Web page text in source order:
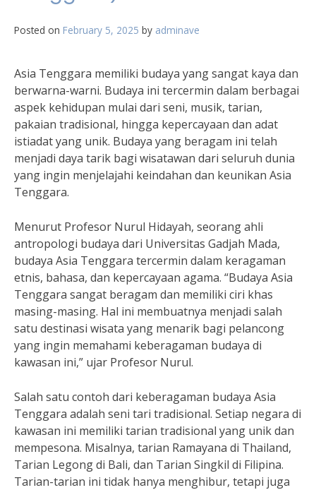
Posted on February 5, 2025 by adminave
Asia Tenggara memiliki budaya yang sangat kaya dan
berwarna-warni. Budaya ini tercermin dalam berbagai
aspek kehidupan mulai dari seni, musik, tarian,
pakaian tradisional, hingga kepercayaan dan adat
istiadat yang unik. Budaya yang beragam ini telah
menjadi daya tarik bagi wisatawan dari seluruh dunia
yang ingin menjelajahi keindahan dan keunikan Asia
Tenggara.
Menurut Profesor Nurul Hidayah, seorang ahli
antropologi budaya dari Universitas Gadjah Mada,
budaya Asia Tenggara tercermin dalam keragaman
etnis, bahasa, dan kepercayaan agama. “Budaya Asia
Tenggara sangat beragam dan memiliki ciri khas
masing-masing. Hal ini membuatnya menjadi salah
satu destinasi wisata yang menarik bagi pelancong
yang ingin memahami keberagaman budaya di
kawasan ini,” ujar Profesor Nurul.
Salah satu contoh dari keberagaman budaya Asia
Tenggara adalah seni tari tradisional. Setiap negara di
kawasan ini memiliki tarian tradisional yang unik dan
mempesona. Misalnya, tarian Ramayana di Thailand,
Tarian Legong di Bali, dan Tarian Singkil di Filipina.
Tarian-tarian ini tidak hanya menghibur, tetapi juga